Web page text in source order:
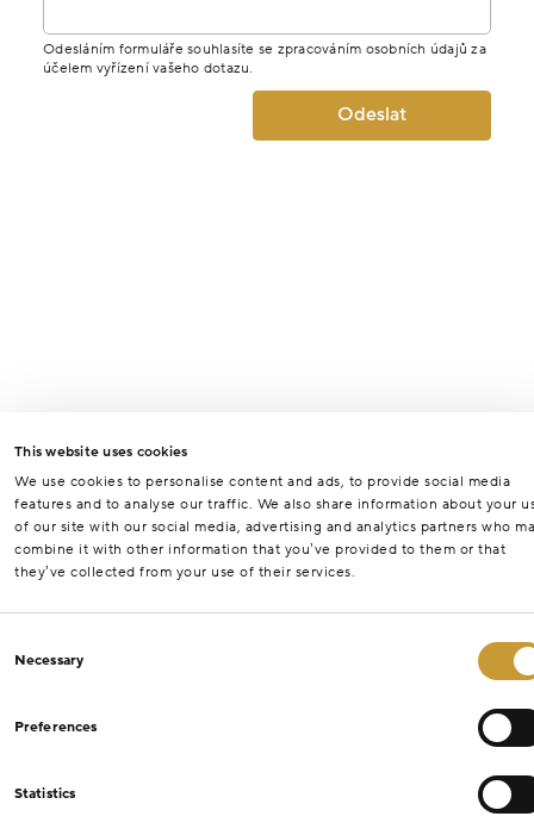
This website uses cookies
We use cookies to personalise content and ads, to provide social media
features and to analyse our traffic. We also share information about your
of our site with our social media, advertising and analytics partners who
combine it with other information that you’ve provided to them or that
they’ve collected from your use of their services.
Selection
Necessary
Preferences
Statistics
Odesláním formuláře souhlasíte se zpracováním osobních údajů za
účelem vyřízení vašeho dotazu.
Odeslat